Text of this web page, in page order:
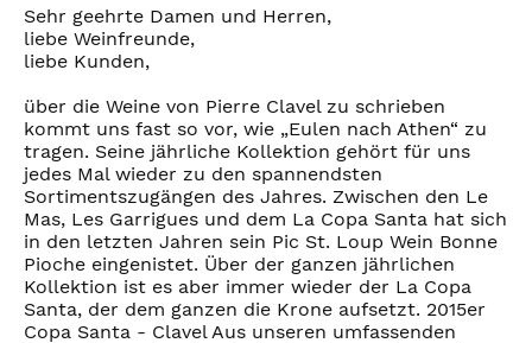
Sehr geehrte Damen und Herren,
liebe Weinfreunde,
liebe Kunden,
über die Weine von Pierre Clavel zu schrieben
kommt uns fast so vor, wie „Eulen nach Athen“ zu
tragen. Seine jährliche Kollektion gehört für uns
jedes Mal wieder zu den spannendsten
Sortimentszugängen des Jahres. Zwischen den Le
Mas, Les Garrigues und dem La Copa Santa hat sich
in den letzten Jahren sein Pic St. Loup Wein Bonne
Pioche eingenistet. Über der ganzen jährlichen
Kollektion ist es aber immer wieder der La Copa
Santa, der dem ganzen die Krone aufsetzt. 2015er
Copa Santa - Clavel Aus unseren umfassenden